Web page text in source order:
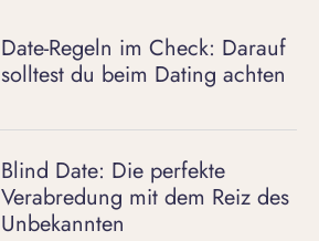
Date-Regeln im Check: Darauf
solltest du beim Dating achten
Blind Date: Die perfekte
Verabredung mit dem Reiz des
Unbekannten